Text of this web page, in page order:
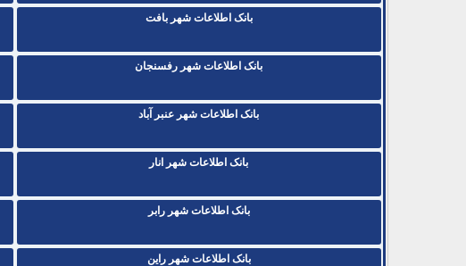
بانک اطلاعات شهر بافت
بانک اطلاعات شهر رفسنجان
بانک اطلاعات شهر عنبر آباد
بانک اطلاعات شهر انار
بانک اطلاعات شهر رابر
بانک اطلاعات شهر راین